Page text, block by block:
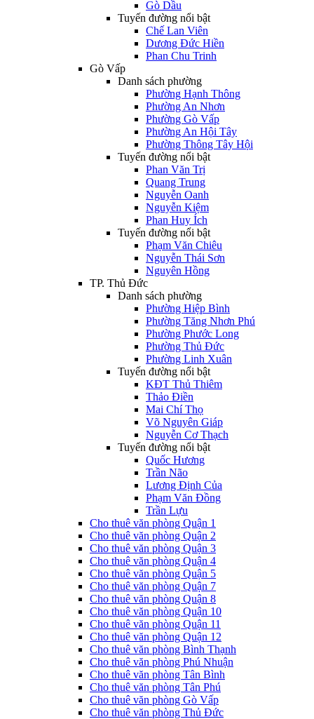
Gò Dầu
Tuyến đường nổi bật
Chế Lan Viên
Dương Đức Hiền
Phan Chu Trinh
Gò Vấp
Danh sách phường
Phường Hạnh Thông
Phường An Nhơn
Phường Gò Vấp
Phường An Hội Tây
Phường Thông Tây Hội
Tuyến đường nổi bật
Phan Văn Trị
Quang Trung
Nguyễn Oanh
Nguyễn Kiệm
Phan Huy Ích
Tuyến đường nổi bật
Phạm Văn Chiêu
Nguyễn Thái Sơn
Nguyên Hồng
TP. Thủ Đức
Danh sách phường
Phường Hiệp Bình
Phường Tăng Nhơn Phú
Phường Phước Long
Phường Thủ Đức
Phường Linh Xuân
Tuyến đường nổi bật
KĐT Thủ Thiêm
Thảo Điền
Mai Chí Thọ
Võ Nguyên Giáp
Nguyễn Cơ Thạch
Tuyến đường nổi bật
Quốc Hương
Trần Não
Lương Định Của
Phạm Văn Đồng
Trần Lựu
Cho thuê văn phòng Quận 1
Cho thuê văn phòng Quận 2
Cho thuê văn phòng Quận 3
Cho thuê văn phòng Quận 4
Cho thuê văn phòng Quận 5
Cho thuê văn phòng Quận 7
Cho thuê văn phòng Quận 8
Cho thuê văn phòng Quận 10
Cho thuê văn phòng Quận 11
Cho thuê văn phòng Quận 12
Cho thuê văn phòng Bình Thạnh
Cho thuê văn phòng Phú Nhuận
Cho thuê văn phòng Tân Bình
Cho thuê văn phòng Tân Phú
Cho thuê văn phòng Gò Vấp
Cho thuê văn phòng Thủ Đức